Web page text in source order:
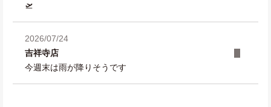
🛫
2026/07/24
吉祥寺店
今週末は雨が降りそうです